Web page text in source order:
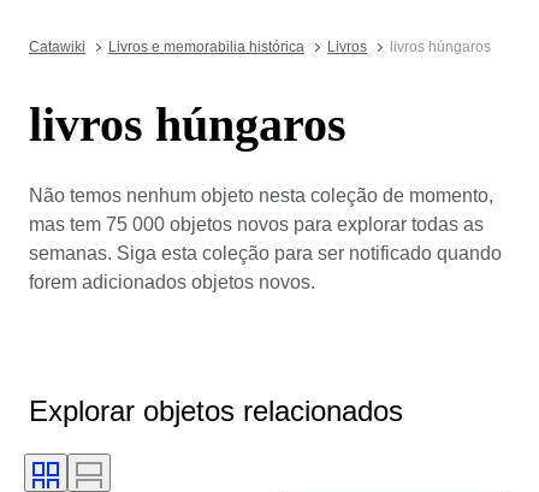
Catawiki Livros e memorabilia histórica Livros livros húngaros
livros húngaros
Não temos nenhum objeto nesta coleção de momento,
mas tem 75 000 objetos novos para explorar todas as
semanas. Siga esta coleção para ser notificado quando
forem adicionados objetos novos.
Explorar objetos relacionados